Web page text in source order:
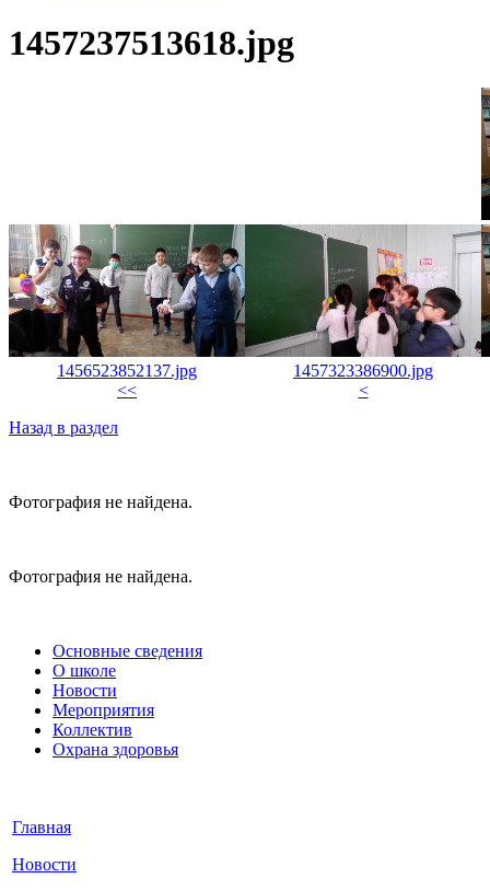
1457237513618.jpg
1456523852137.jpg
1457323386900.jpg
<<
<
Назад в раздел
Фотография не найдена.
Фотография не найдена.
Основные сведения
О школе
Новости
Мероприятия
Коллектив
Охрана здоровья
Главная
Новости